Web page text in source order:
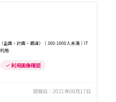
企画・計画・調達）｜300-1000人未満｜IT
用
利用画像確認
投稿日： 2021年08月17日